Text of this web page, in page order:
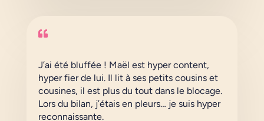

J’ai été bluffée ! Maël est hyper content,
hyper fier de lui. Il lit à ses petits cousins et
cousines, il est plus du tout dans le blocage.
Lors du bilan, j’étais en pleurs… je suis hyper
reconnaissante.